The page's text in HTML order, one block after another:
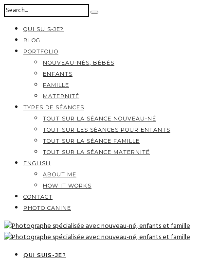
QUI SUIS-JE?
BLOG
PORTFOLIO
NOUVEAU-NÉS, BÉBÉS
ENFANTS
FAMILLE
MATERNITÉ
TYPES DE SÉANCES
TOUT SUR LA SÉANCE NOUVEAU-NÉ
TOUT SUR LES SÉANCES POUR ENFANTS
TOUT SUR LA SÉANCE FAMILLE
TOUT SUR LA SÉANCE MATERNITÉ
ENGLISH
ABOUT ME
HOW IT WORKS
CONTACT
PHOTO CANINE
QUI SUIS-JE?